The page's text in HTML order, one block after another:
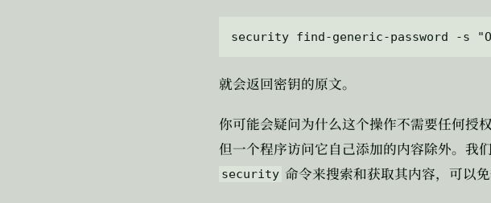
就会返回密钥的原文。
你可能会疑问为什么这个操作不需要任何授
但一个程序访问它自己添加的内容除外。我
security 命令来搜索和获取其内容，可以免